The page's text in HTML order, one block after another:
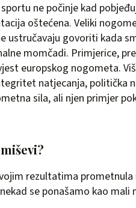
ne počinje kad
oštećena. Veliki
ustručavaju govoriti kada
momčadi. Primjerice,
europskog nogometa.
natjecanja, politička
sila, ali njen primjer
rezultatima
se ponašamo kao mali